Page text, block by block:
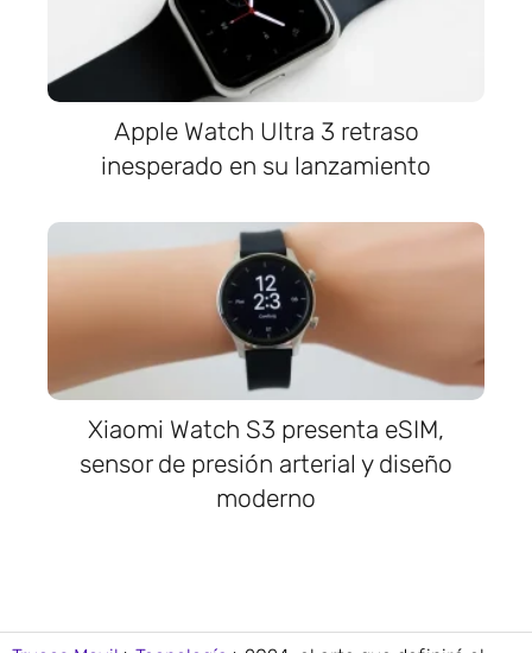
Apple Watch Ultra 3 retraso
inesperado en su lanzamiento
Xiaomi Watch S3 presenta eSIM,
sensor de presión arterial y diseño
moderno